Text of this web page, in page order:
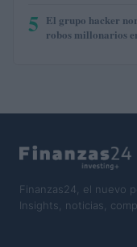
5 El grupo hacker
robos millonarios
Finanzas24, el nuevo
Insights, noticias,